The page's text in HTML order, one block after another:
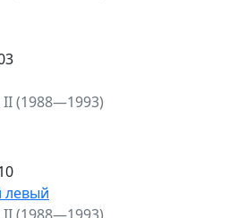
(1988—1993)
левый